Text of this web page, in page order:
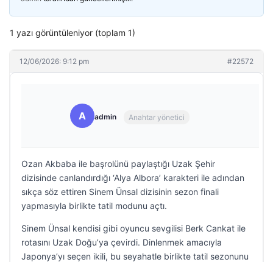
1 yazı görüntüleniyor (toplam 1)
12/06/2026: 9:12 pm #22572
A admin Anahtar yönetici
Ozan Akbaba ile başrolünü paylaştığı Uzak Şehir
dizisinde canlandırdığı ‘Alya Albora’ karakteri ile adından
sıkça söz ettiren Sinem Ünsal dizisinin sezon finali
yapmasıyla birlikte tatil modunu açtı.
Sinem Ünsal kendisi gibi oyuncu sevgilisi Berk Cankat ile
rotasını Uzak Doğu’ya çevirdi. Dinlenmek amacıyla
Japonya’yı seçen ikili, bu seyahatle birlikte tatil sezonunu